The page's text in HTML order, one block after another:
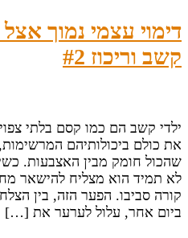
דימוי עצמי נמוך
קשב וריכוז #2
ילדי קשב הם כמו קסם בלתי
את כולם ביכולותיהם
שהכול חומק מבין האצבעות.
לא תמיד הוא מצליח להישאר
קורה סביבו. הפער הזה, בין
ביום אחר, עלול לערער את […]